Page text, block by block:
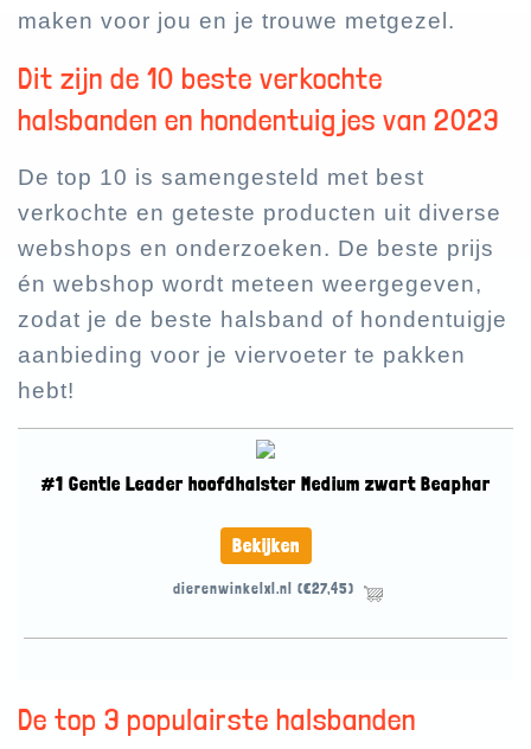
maken voor jou en je trouwe metgezel.
Dit zijn de 10 beste verkochte
halsbanden en hondentuigjes van 2023
De top 10 is samengesteld met best
verkochte en geteste producten uit diverse
webshops en onderzoeken. De beste prijs
én webshop wordt meteen weergegeven,
zodat je de beste halsband of hondentuigje
aanbieding voor je viervoeter te pakken
hebt!
#1 Gentle Leader hoofdhalster Medium zwart Beaphar
Bekijken
dierenwinkelxl.nl (€27,45)
De top 3 populairste halsbanden